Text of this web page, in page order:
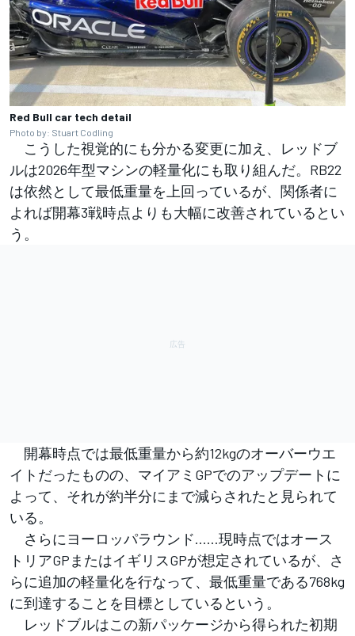
Red Bull car tech detail
Photo by: Stuart Codling
こうした視覚的にも分かる変更に加え、レッドブ
ルは2026年型マシンの軽量化にも取り組んだ。RB22
は依然として最低重量を上回っているが、関係者に
よれば開幕3戦時点よりも大幅に改善されているとい
う。
開幕時点では最低重量から約12kgのオーバーウエ
イトだったものの、マイアミGPでのアップデートに
よって、それが約半分にまで減らされたと見られて
いる。
さらにヨーロッパラウンド……現時点ではオース
トリアGPまたはイギリスGPが想定されているが、さ
らに追加の軽量化を行なって、最低重量である768kg
に到達することを目標としているという。
レッドブルはこの新パッケージから得られた初期